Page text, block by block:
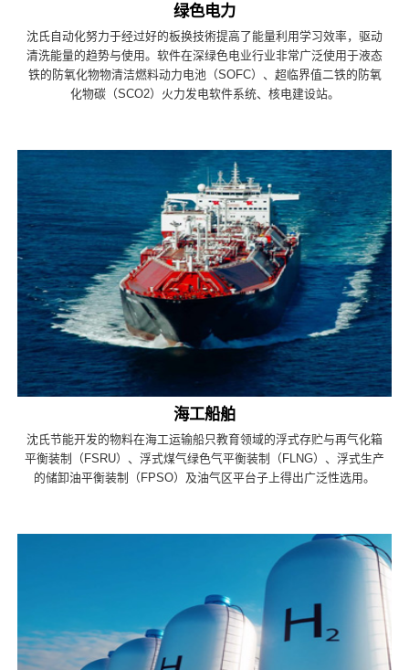
绿色电力
沈氏自动化努力于经过好的板换技術提高了能量利用学习效率，驱动
清洗能量的趋势与使用。软件在深绿色电业行业非常广泛使用于液态
铁的防氧化物物清洁燃料动力电池（SOFC）、超临界值二铁的防氧
化物碳（SCO2）火力发电软件系统、核电建设站。
海工船舶
沈氏节能开发的物料在海工运输船只教育领域的浮式存贮与再气化箱
平衡装制（FSRU）、浮式煤气绿色气平衡装制（FLNG）、浮式生产
的储卸油平衡装制（FPSO）及油气区平台子上得出广泛性选用。